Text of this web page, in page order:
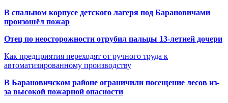
В спальном корпусе детского лагеря под Барановичами
произошёл пожар
Отец по неосторожности отрубил пальцы 13-летней дочери
Как предприятия переходят от ручного труда к
автоматизированному производству
В Барановичском районе ограничили посещение лесов из-
за высокой пожарной опасности